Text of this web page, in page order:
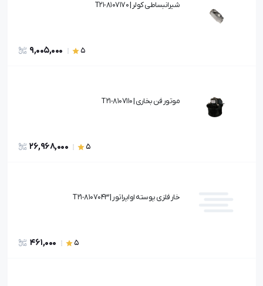
شیرانبساطی کولر | T21-8107170
5
9,005,000
موتور فن بخاری | T21-8107110
5
26,968,000
خار فلزی پوسته اواپراتور | T21-8107043
5
461,000